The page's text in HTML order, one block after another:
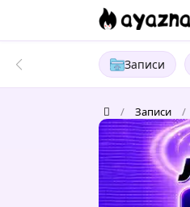
Записи
/ Записи /